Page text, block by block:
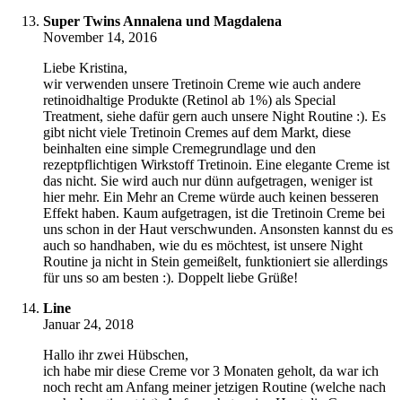
Super Twins Annalena und Magdalena
November 14, 2016
Liebe Kristina,
wir verwenden unsere Tretinoin Creme wie auch andere
retinoidhaltige Produkte (Retinol ab 1%) als Special
Treatment, siehe dafür gern auch unsere Night Routine :). Es
gibt nicht viele Tretinoin Cremes auf dem Markt, diese
beinhalten eine simple Cremegrundlage und den
rezeptpflichtigen Wirkstoff Tretinoin. Eine elegante Creme ist
das nicht. Sie wird auch nur dünn aufgetragen, weniger ist
hier mehr. Ein Mehr an Creme würde auch keinen besseren
Effekt haben. Kaum aufgetragen, ist die Tretinoin Creme bei
uns schon in der Haut verschwunden. Ansonsten kannst du es
auch so handhaben, wie du es möchtest, ist unsere Night
Routine ja nicht in Stein gemeißelt, funktioniert sie allerdings
für uns so am besten :). Doppelt liebe Grüße!
Line
Januar 24, 2018
Hallo ihr zwei Hübschen,
ich habe mir diese Creme vor 3 Monaten geholt, da war ich
noch recht am Anfang meiner jetzigen Routine (welche nach